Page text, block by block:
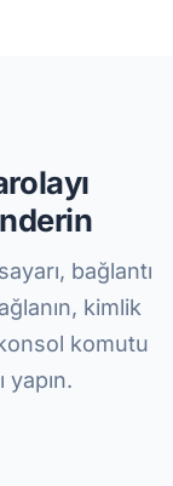
bağlantı
kimlik
komutu
yapın.